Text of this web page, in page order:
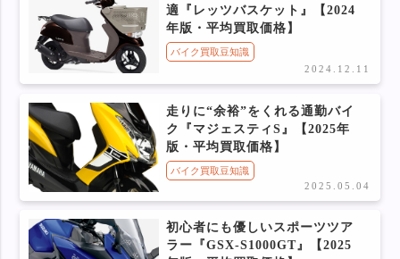
適『レッツバスケット』【2024
年版・平均買取価格】
バイク買取豆知識
2024.12.11
走りに“余裕”をくれる通勤バイ
ク『マジェスティS』【2025年
版・平均買取価格】
バイク買取豆知識
2025.05.04
初心者にも優しいスポーツツア
ラー『GSX-S1000GT』【2025